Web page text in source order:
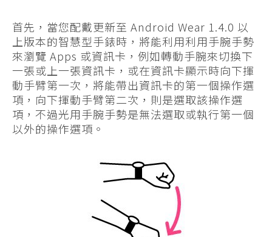
首先，當您配戴更新至 Android Wear 1.4.0 以
上版本的智慧型手錶時，將能利用利用手腕手勢
來瀏覽 Apps 或資訊卡，例如轉動手腕來切換下
一張或上一張資訊卡，或在資訊卡顯示時向下揮
動手臂第一次，將能帶出資訊卡的第一個操作選
項，向下揮動手臂第二次，則是選取該操作選
項，不過光用手腕手勢是無法選取或執行第一個
以外的操作選項。